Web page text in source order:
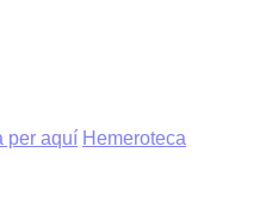
per aquí Hemeroteca